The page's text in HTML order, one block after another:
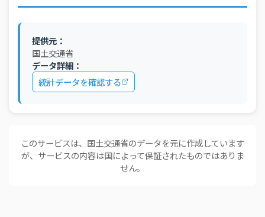
提供元：
国土交通省
データ詳細：
統計データを確認する
このサービスは、国土交通省のデータを元に作成しています
が、サービスの内容は国によって保証されたものではありま
せん。